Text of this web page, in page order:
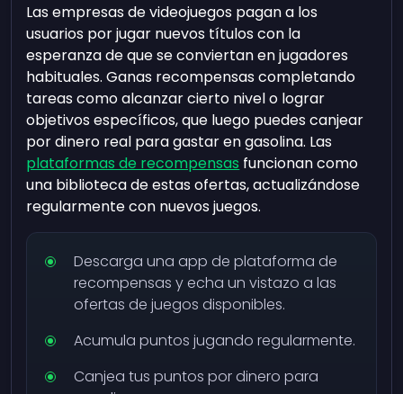
Las empresas de videojuegos pagan a los
usuarios por jugar nuevos títulos con la
esperanza de que se conviertan en jugadores
habituales. Ganas recompensas completando
tareas como alcanzar cierto nivel o lograr
objetivos específicos, que luego puedes canjear
por dinero real para gastar en gasolina. Las
plataformas de recompensas funcionan como
una biblioteca de estas ofertas, actualizándose
regularmente con nuevos juegos.
Descarga una app de plataforma de
recompensas y echa un vistazo a las
ofertas de juegos disponibles.
Acumula puntos jugando regularmente.
Canjea tus puntos por dinero para